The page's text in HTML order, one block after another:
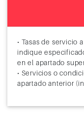
• Tasas de servicio
indique
en el apartado
• Servicios o
apartado anterior